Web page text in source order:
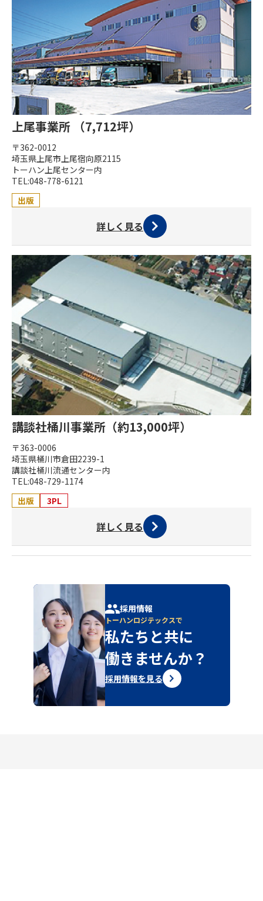
上尾事業所 （7,712坪）
〒362-0012
埼玉県上尾市上尾宿向原2115
トーハン上尾センター内
TEL:048-778-6121
出版
詳しく見る
講談社桶川事業所（約13,000坪）
〒363-0006
埼玉県桶川市倉田2239-1
講談社桶川流通センター内
TEL:048-729-1174
出版
3PL
詳しく見る
採用情報
トーハンロジテックスで
私たちと共に
働きませんか？
採用情報を見る